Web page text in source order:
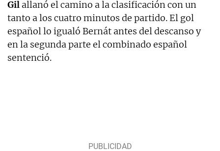
Gil allanó el camino a la clasificación con un
tanto a los cuatro minutos de partido. El gol
español lo igualó Bernát antes del descanso y
en la segunda parte el combinado español
sentenció.